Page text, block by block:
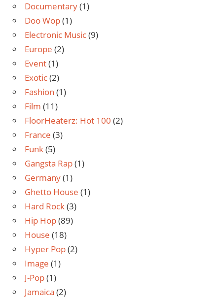
Documentary(1)
Doo Wop(1)
Electronic Music(9)
Europe (2)
Event(1)
Exotic(2)
Fashion (1)
Film (11)
FloorHeaterz: Hot 100 (2)
France (3)
Funk(5)
Gangsta Rap(1)
Germany(1)
Ghetto House (1)
Hard Rock(3)
Hip Hop(89)
House (18)
Hyper Pop(2)
Image (1)
J-Pop(1)
Jamaica (2)